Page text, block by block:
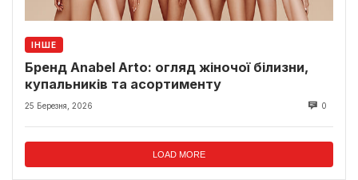
ІНШЕ
Бренд Anabel Arto: огляд жіночої білизни,
купальників та асортименту
25 Березня, 2026 0
LOAD MORE